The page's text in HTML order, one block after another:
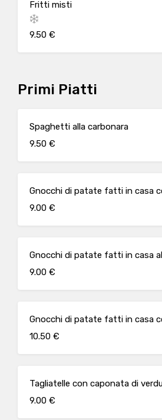
Fritti misti
9.50 €
Primi Piatti
Spaghetti alla carbonara
9.50 €
Gnocchi di patate fatti in casa
9.00 €
Gnocchi di patate fatti in casa
9.00 €
Gnocchi di patate fatti in casa
10.50 €
Tagliatelle con caponata di
9.00 €